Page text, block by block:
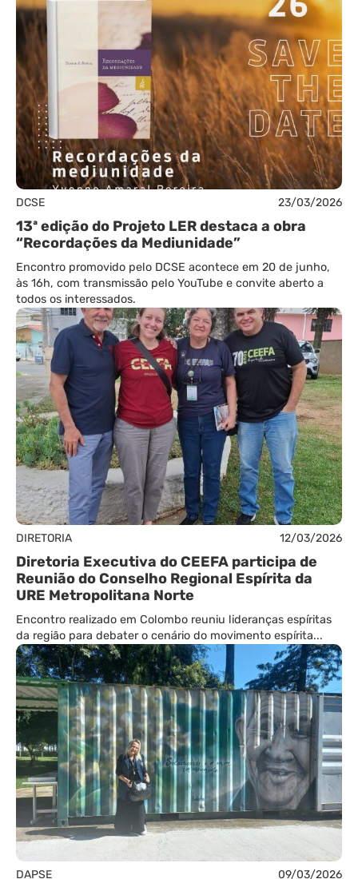
DCSE 23/03/2026
13ª edição do Projeto LER destaca a obra
“Recordações da Mediunidade”
Encontro promovido pelo DCSE acontece em 20 de junho,
às 16h, com transmissão pelo YouTube e convite aberto a
todos os interessados.
DIRETORIA 12/03/2026
Diretoria Executiva do CEEFA participa de
Reunião do Conselho Regional Espírita da
URE Metropolitana Norte
Encontro realizado em Colombo reuniu lideranças espíritas
da região para debater o cenário do movimento espírita...
DAPSE 09/03/2026